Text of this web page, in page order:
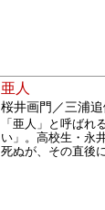
亜人
桜井画門／三浦
「亜人」と呼ばれ
い」。高校生・永
死ぬが、その直後